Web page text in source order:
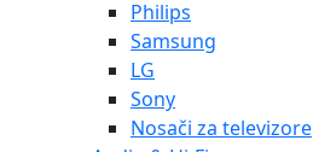
Philips
Samsung
LG
Sony
Nosači za televizore